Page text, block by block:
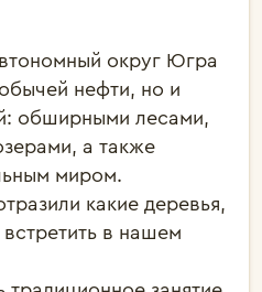
округ Югра
нефти, но и
обширными лесами,
а также
миром.
какие деревья,
в нашем